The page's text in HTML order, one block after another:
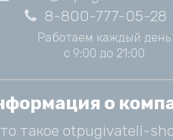
8-800-777-05-28
Работаем каждый день
с 9:00 до 21:00
о
такое otpugivateli-